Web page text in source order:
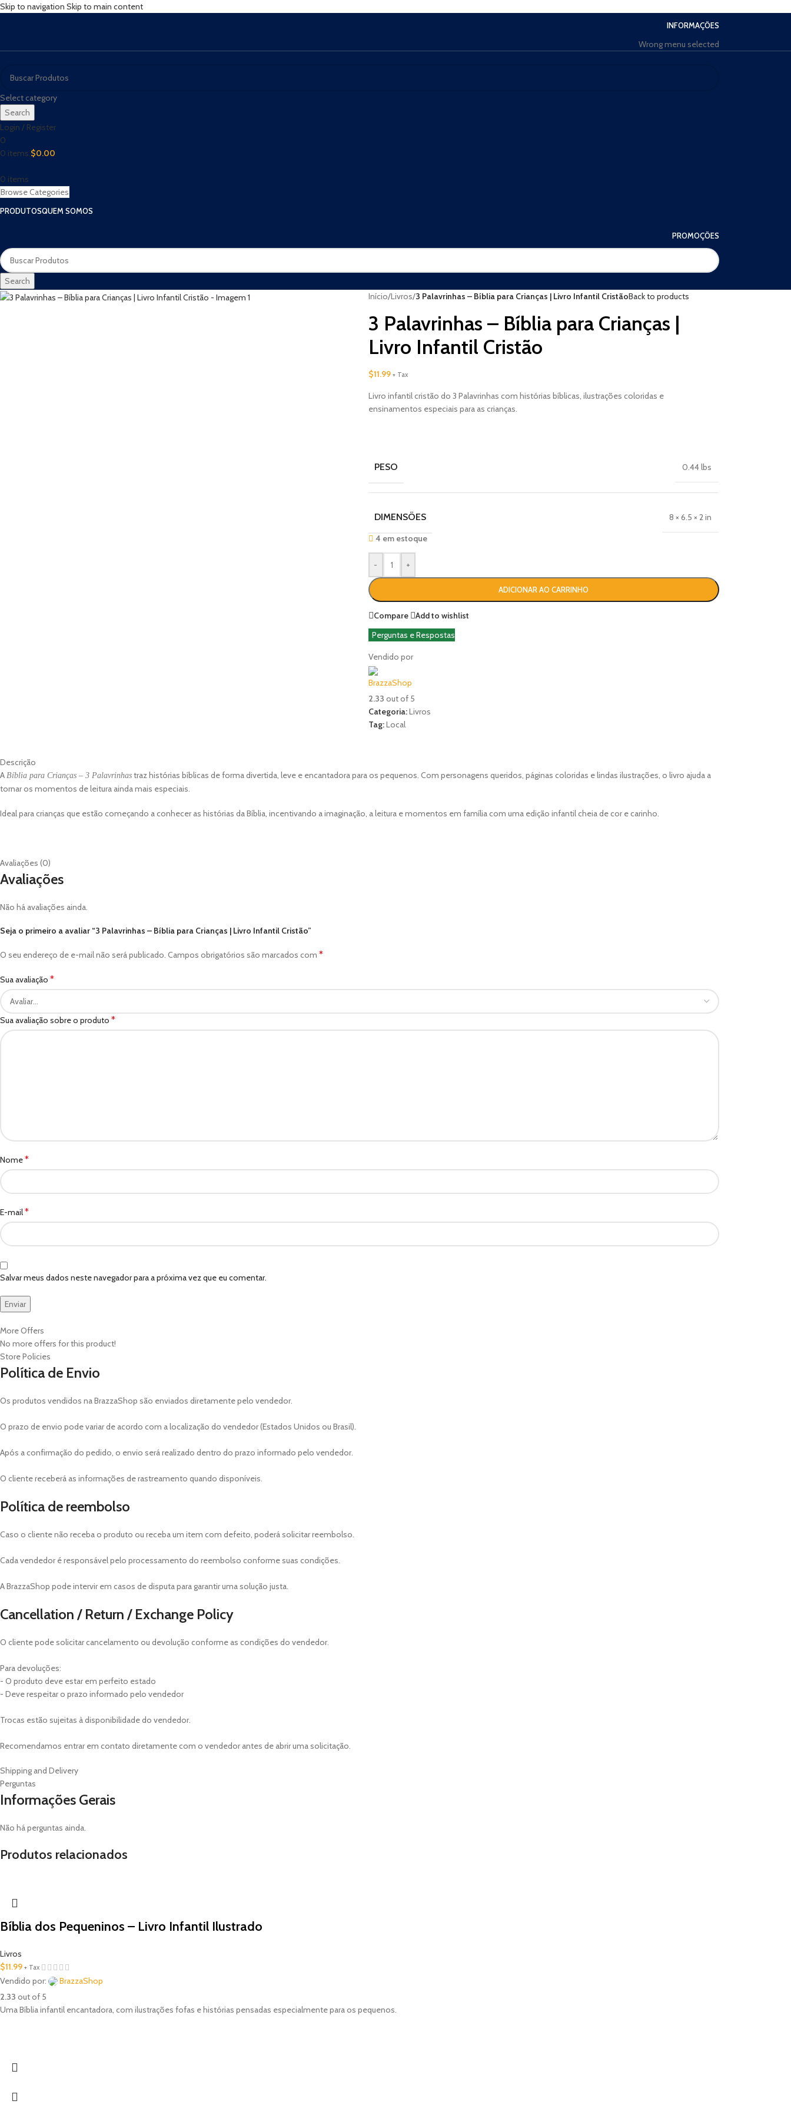
Skip to navigation Skip to main content
INFORMAÇÕES
Wrong menu selected
Select category
Search
Login / Register
0
0 items $0.00
0 items
Browse Categories
PRODUTOSQUEM SOMOS
PROMOÇÕES
Search
Início/Livros/3 Palavrinhas – Bíblia para Crianças | Livro Infantil CristãoBack to products
3 Palavrinhas – Bíblia para Crianças |
Livro Infantil Cristão
$11.99 + Tax
Livro infantil cristão do 3 Palavrinhas com histórias bíblicas, ilustrações coloridas e
ensinamentos especiais para as crianças.
PESO 0.44 lbs
DIMENSÕES
8 × 6.5 × 2 in
4 em estoque
- +
ADICIONAR AO CARRINHO
Compare
Add to wishlist
Perguntas e Respostas
Vendido por
BrazzaShop
2.33 out of 5
Categoria:Livros
Tag:Local
Descrição
A Bíblia para Crianças – 3 Palavrinhas traz histórias bíblicas de forma divertida, leve e encantadora para os pequenos. Com personagens queridos, páginas coloridas e lindas ilustrações, o livro ajuda a
tornar os momentos de leitura ainda mais especiais.
Ideal para crianças que estão começando a conhecer as histórias da Bíblia, incentivando a imaginação, a leitura e momentos em família com uma edição infantil cheia de cor e carinho.
Avaliações (0)
Avaliações
Não há avaliações ainda.
Seja o primeiro a avaliar “3 Palavrinhas – Bíblia para Crianças | Livro Infantil Cristão”
O seu endereço de e-mail não será publicado. Campos obrigatórios são marcados com *
Sua avaliação *
Sua avaliação sobre o produto *
Nome*
E-mail*
Salvar meus dados neste navegador para a próxima vez que eu comentar.
More Offers
No more offers for this product!
Store Policies
Política de Envio
Os produtos vendidos na BrazzaShop são enviados diretamente pelo vendedor.
O prazo de envio pode variar de acordo com a localização do vendedor (Estados Unidos ou Brasil).
Após a confirmação do pedido, o envio será realizado dentro do prazo informado pelo vendedor.
O cliente receberá as informações de rastreamento quando disponíveis.
Política de reembolso
Caso o cliente não receba o produto ou receba um item com defeito, poderá solicitar reembolso.
Cada vendedor é responsável pelo processamento do reembolso conforme suas condições.
A BrazzaShop pode intervir em casos de disputa para garantir uma solução justa.
Cancellation / Return / Exchange Policy
O cliente pode solicitar cancelamento ou devolução conforme as condições do vendedor.
Para devoluções:
- O produto deve estar em perfeito estado
- Deve respeitar o prazo informado pelo vendedor
Trocas estão sujeitas à disponibilidade do vendedor.
Recomendamos entrar em contato diretamente com o vendedor antes de abrir uma solicitação.
Shipping and Delivery
Perguntas
Informações Gerais
Não há perguntas ainda.
Produtos relacionados
Bíblia dos Pequeninos – Livro Infantil Ilustrado
Livros
$11.99 + Tax
Vendido por:
BrazzaShop
2.33 out of 5
Uma Bíblia infantil encantadora, com ilustrações fofas e histórias pensadas especialmente para os pequenos.